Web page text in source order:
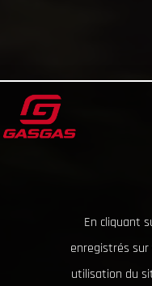
En cliquant
enregistrés
utilisation du